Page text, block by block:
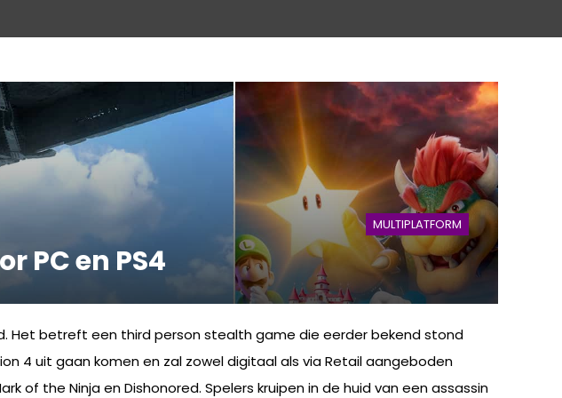
MULTIPLATFORM
PC en PS4
Het betreft een third person stealth game die eerder bekend stond
4 uit gaan komen en zal zowel digitaal als via Retail aangeboden
of the Ninja en Dishonored. Spelers kruipen in de huid van een assassin